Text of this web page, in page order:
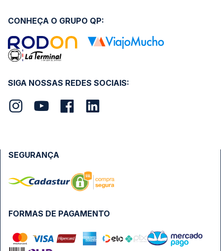
SIGA NOSSAS REDES SOCIAIS:
CONHEÇA O GRUPO QP:
FORMAS DE PAGAMENTO
SEGURANÇA